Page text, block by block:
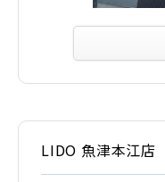
LIDO 魚津本江店